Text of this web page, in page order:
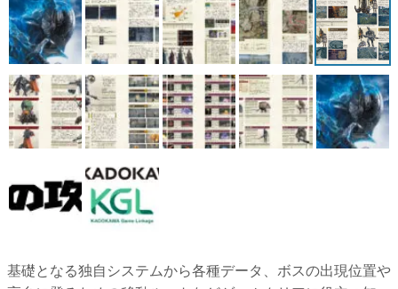
基礎となる独自システムから各種データ、ボスの出現位置や